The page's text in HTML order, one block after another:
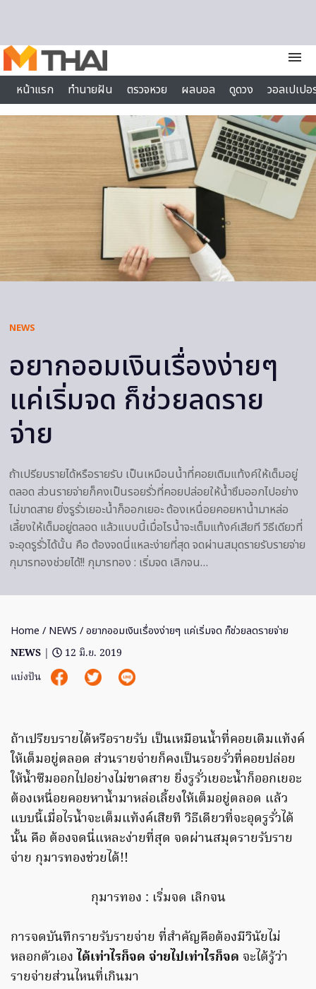
menu
หน้าแรก
ทำนายฝัน ตรวจหวย ผลบอล ดูดวง
วอลเปเป
ไลฟ์สไตล์
NEWS
อยากออมเงินเรื่องง่ายๆ
แค่เริ่มจด ก็ช่วยลดราย
จ่าย
ถ้าเปรียบรายได้หรือรายรับ เป็นเหมือนน้ำที่คอยเติมแท้งค์ให้เต็มอยู่
ตลอด ส่วนรายจ่ายก็คงเป็นรอยรั่วที่คอยปล่อยให้น้ำซึมออกไปอย่าง
ไม่ขาดสาย ยิ่งรูรั่วเยอะน้ำก็ออกเยอะ ต้องเหนื่อยคอยหาน้ำมาหล่อ
เลี้ยงให้เต็มอยู่ตลอด แล้วแบบนี้เมื่อไรน้ำจะเต็มแท้งค์เสียที วิธีเดียวที่
จะอุดรูรั่วได้นั้น คือ ต้องจดนี่แหละง่ายที่สุด จดผ่านสมุดรายรับรายจ่าย
กุมารทองช่วยได้!! กุมารทอง : เริ่มจด เลิกจน…
Home / NEWS / อยากออมเงินเรื่องง่ายๆ แค่เริ่มจด ก็ช่วยลดรายจ่าย
NEWS |
12 มิ.ย. 2019
แบ่งปัน
ถ้าเปรียบรายได้หรือรายรับ เป็นเหมือนน้ำที่คอยเติมแท้งค์
ให้เต็มอยู่ตลอด ส่วนรายจ่ายก็คงเป็นรอยรั่วที่คอยปล่อย
ให้น้ำซึมออกไปอย่างไม่ขาดสาย ยิ่งรูรั่วเยอะน้ำก็ออกเยอะ
ต้องเหนื่อยคอยหาน้ำมาหล่อเลี้ยงให้เต็มอยู่ตลอด แล้ว
แบบนี้เมื่อไรน้ำจะเต็มแท้งค์เสียที วิธีเดียวที่จะอุดรูรั่วได้
นั้น คือ ต้องจดนี่แหละง่ายที่สุด จดผ่านสมุดรายรับราย
จ่าย กุมารทองช่วยได้!!
กุมารทอง : เริ่มจด เลิกจน
การจดบันทึกรายรับรายจ่าย ที่สำคัญคือต้องมีวินัยไม่
หลอกตัวเอง ได้เท่าไรก็จด จ่ายไปเท่าไรก็จด จะได้รู้ว่า
รายจ่ายส่วนไหนที่เกินมา